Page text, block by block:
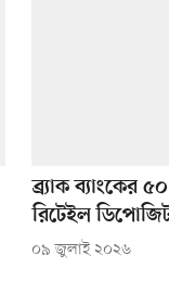
ব্র্যাক ব্যাংকের
রিটেইল
০৯ জুলাই ২০২৬